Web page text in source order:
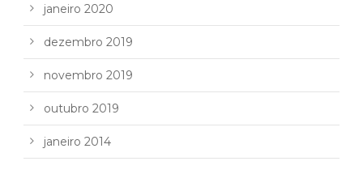
janeiro 2020
dezembro 2019
novembro 2019
outubro 2019
janeiro 2014